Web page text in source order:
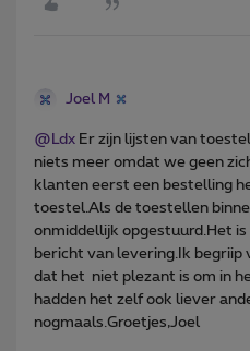
Joel M
@Ldx Er zijn lijsten van
niets meer omdat we geen
klanten eerst een bestelling
toestel.Als de toestellen
onmiddellijk opgestuurd.Het
bericht van levering.Ik begriip
dat het niet plezant is om in
hadden het zelf ook liever
nogmaals.Groetjes,Joel